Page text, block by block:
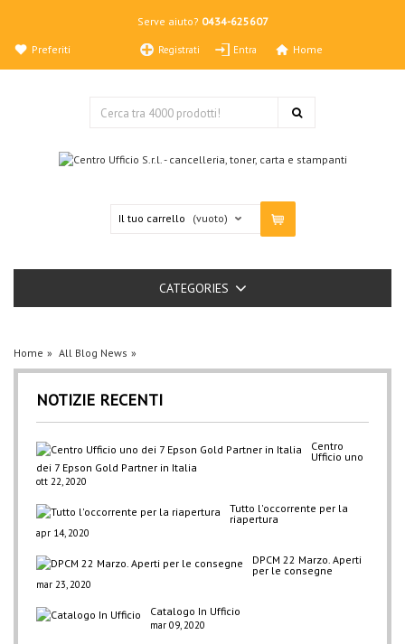
Serve aiuto? 0434-625607
Registrati Entra
Preferiti Home
Il tuo carrello (vuoto)
CATEGORIES
Home All Blog News
NOTIZIE RECENTI
Centro
Ufficio uno
dei 7 Epson Gold Partner in Italia
ott 22, 2020
Tutto l'occorrente per la
riapertura
apr 14, 2020
DPCM 22 Marzo. Aperti
per le consegne
mar 23, 2020
Catalogo In Ufficio
mar 09, 2020